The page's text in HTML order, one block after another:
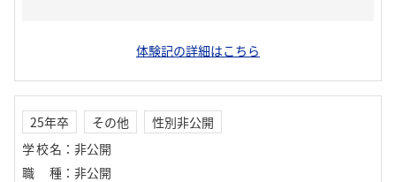
体験記の詳細はこちら
25年卒 その他
性別非公開
学校名 ： 非公開
職種 ： 非公開